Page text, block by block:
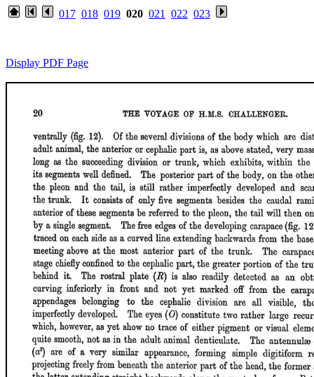
017 018 019 020 021 022 023
Display PDF Page